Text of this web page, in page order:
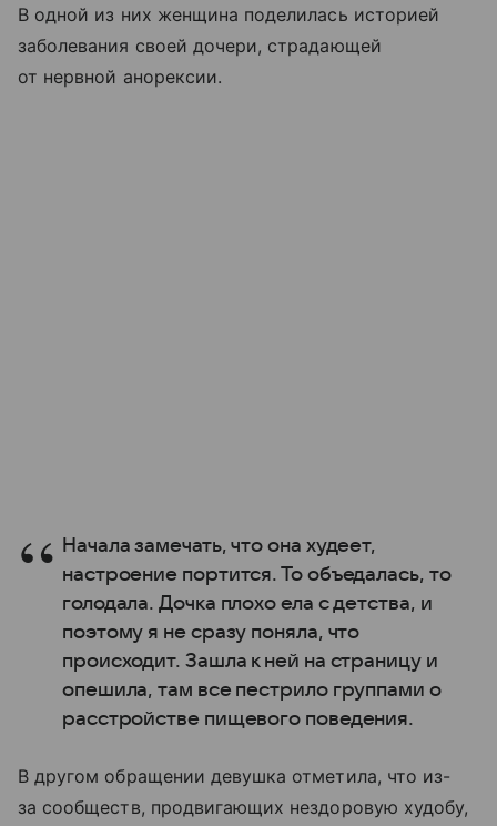
В одной из них женщина поделилась историей
заболевания своей дочери, страдающей
от нервной анорексии.
Начала замечать, что она худеет,
настроение портится. То объедалась, то
голодала. Дочка плохо ела с детства, и
поэтому я не сразу поняла, что
происходит. Зашла к ней на страницу и
опешила, там все пестрило группами о
расстройстве пищевого поведения.
В другом обращении девушка отметила, что из-
за сообществ, продвигающих нездоровую худобу,